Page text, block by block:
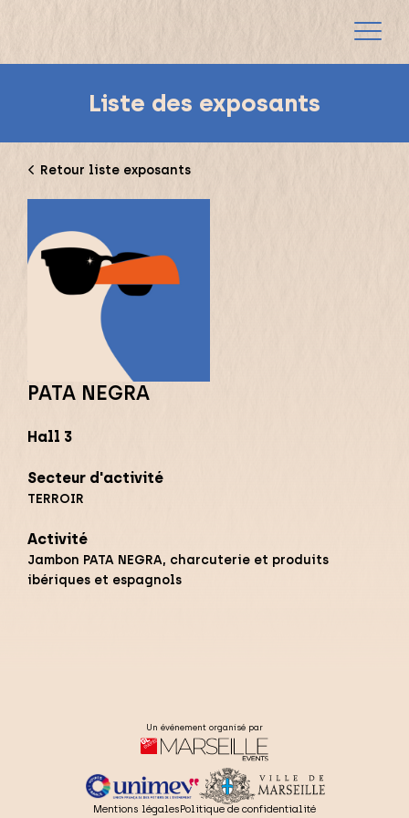
Liste des exposants
Retour liste exposants
PATA NEGRA
Hall 3
Secteur d'activité
TERROIR
Activité
Jambon PATA NEGRA, charcuterie et produits
ibériques et espagnols
Un événement organisé par
Mentions légalesPolitique de confidentialité